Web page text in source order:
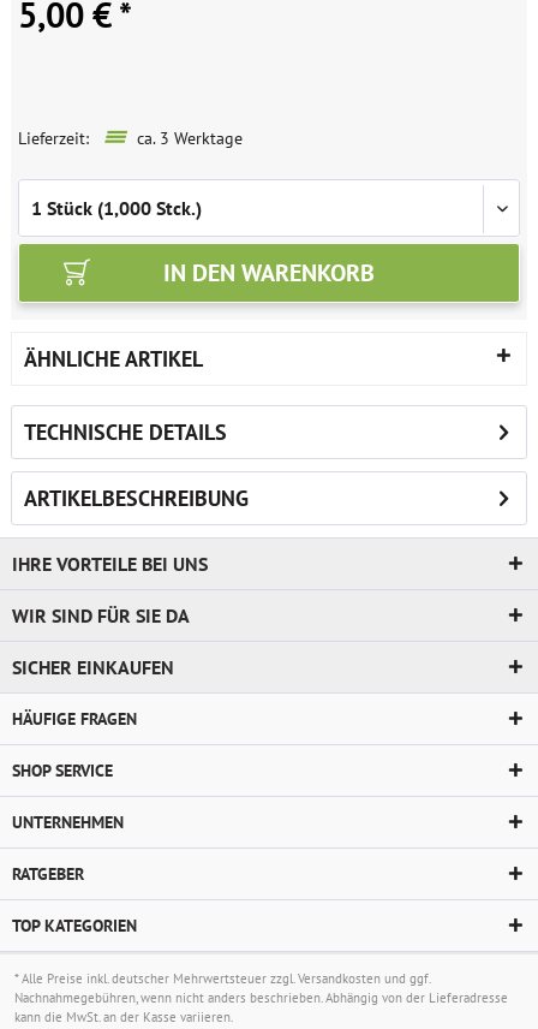
5,00 € *
Lieferzeit: ca. 3 Werktage
IN DEN WARENKORB
ÄHNLICHE ARTIKEL
TECHNISCHE DETAILS
ARTIKELBESCHREIBUNG
IHRE VORTEILE BEI UNS
WIR SIND FÜR SIE DA
SICHER EINKAUFEN
HÄUFIGE FRAGEN
SHOP SERVICE
UNTERNEHMEN
RATGEBER
TOP KATEGORIEN
* Alle Preise inkl. deutscher Mehrwertsteuer zzgl.Versandkosten und ggf.
Nachnahmegebühren, wenn nicht anders beschrieben. Abhängig von der Lieferadresse
kann die MwSt. an der Kasse variieren.